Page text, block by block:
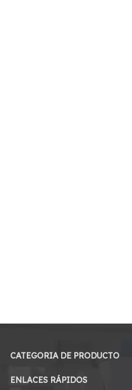
CATEGORIA DE PRODUCTO
ENLACES RÁPIDOS